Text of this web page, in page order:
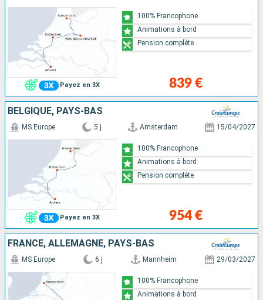
Payez en 3X 839 €
100% Francophone
Animations à bord
Pension complète
BELGIQUE, PAYS-BAS
Payez en 3X
MS Europe 5 j Amsterdam 15/04/2027
954 €
100% Francophone
Animations à bord
Pension complète
FRANCE, ALLEMAGNE, PAYS-BAS
MS Europe 6 j Mannheim 29/03/2027
100% Francophone
Animations à bord